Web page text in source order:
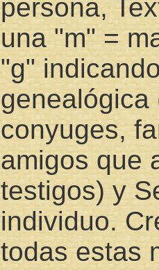
persona,
una "m" =
"g"
genealógica
conyuges,
amigos que
testigos) y
individuo.
todas estas